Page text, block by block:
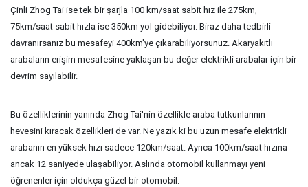
Çinli Zhog Tai ise tek bir şarjla 100 km/saat sabit hız ile 275km,
75km/saat sabit hızla ise 350km yol gidebiliyor. Biraz daha tedbirli
davranırsanız bu mesafeyi 400km'ye çıkarabiliyorsunuz. Akaryakıtlı
arabaların erişim mesafesine yaklaşan bu değer elektrikli arabalar için bir
devrim sayılabilir.
Bu özelliklerinin yanında Zhog Tai'nin özellikle araba tutkunlarının
hevesini kıracak özellikleri de var. Ne yazık ki bu uzun mesafe elektrikli
arabanın en yüksek hızı sadece 120km/saat. Ayrıca 100km/saat hızına
ancak 12 saniyede ulaşabiliyor. Aslında otomobil kullanmayı yeni
öğrenenler için oldukça güzel bir otomobil.